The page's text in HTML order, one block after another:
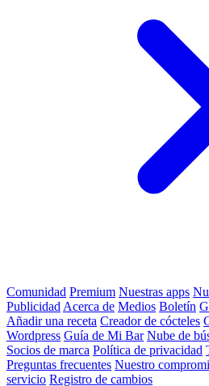
Comunidad Premium Nuestras apps
Publicidad Acerca de Medios Boletín
Añadir una receta Creador de cócteles
Wordpress Guía de Mi Bar Nube de
Socios de marca Política de privacidad
Preguntas frecuentes Nuestro
servicio Registro de cambios